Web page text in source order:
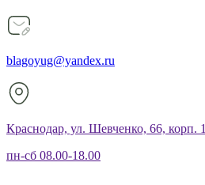
blagoyug@yandex.ru
Краснодар, ул. Шевченко, 66, корп. 1
пн-сб 08.00-18.00